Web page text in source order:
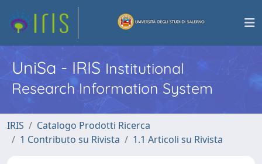
UniSa - IRISInstitutional
Research Information System
IRIS
Catalogo Prodotti Ricerca
1 Contributo su Rivista
1.1 Articoli su Rivista